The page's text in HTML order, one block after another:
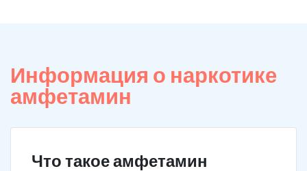
Информация о наркотике
амфетамин
Что такое амфетамин